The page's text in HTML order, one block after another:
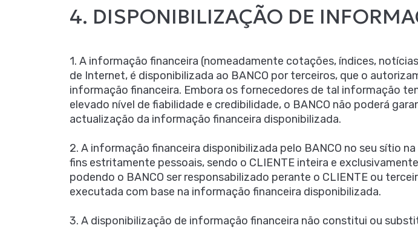
4. DISPONIBILIZAÇÃO DE
1. A informação financeira (nomeadamente cotações, índices,
de Internet, é disponibilizada ao BANCO por terceiros, que o
informação financeira. Embora os fornecedores de tal informação
elevado nível de fiabilidade e credibilidade, o BANCO não poderá
actualização da informação financeira disponibilizada.
2. A informação financeira disponibilizada pelo BANCO no seu sítio
fins estritamente pessoais, sendo o CLIENTE inteira e
podendo o BANCO ser responsabilizado perante o CLIENTE ou
executada com base na informação financeira disponibilizada.
3. A disponibilização de informação financeira não constitui ou